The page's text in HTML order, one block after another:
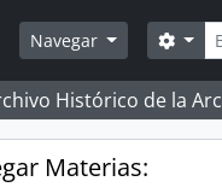
Navegar
Histórico de la
Materias: